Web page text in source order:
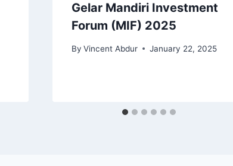
Gelar Mandiri Investment
Forum (MIF) 2025
By Vincent Abdur January 22, 2025